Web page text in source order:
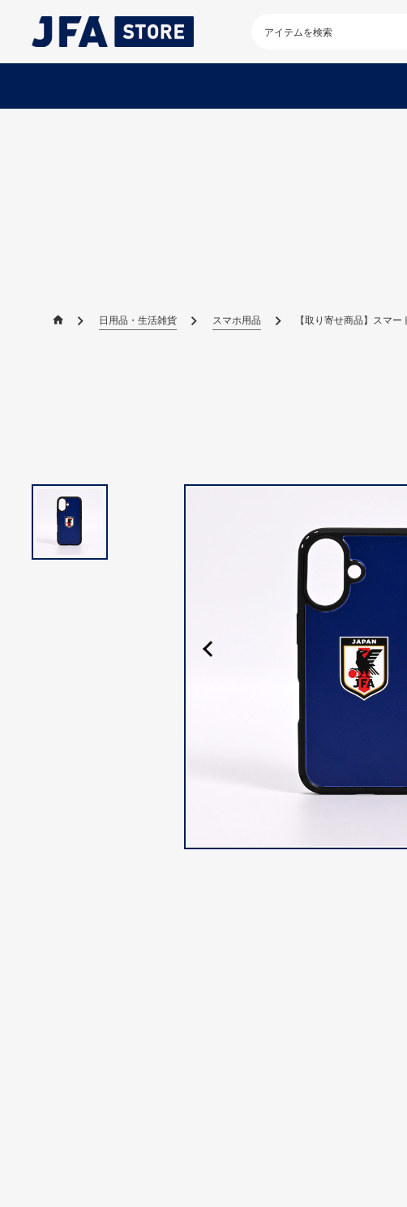
日用品・生活雑貨 スマホ用品 【取り寄せ商品】スマ